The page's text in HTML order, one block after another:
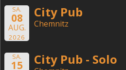
SA.
08
AUG.
2026
City Pub
Chemnitz
SA.
15 City Pub - Solo